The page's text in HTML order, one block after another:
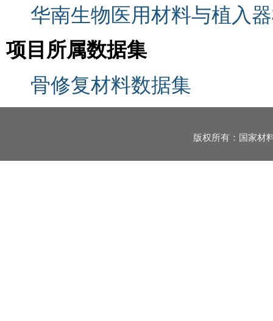
华南生物医用材料与植入
项目所属数据集
骨修复材料数据集
版权所有：国家材